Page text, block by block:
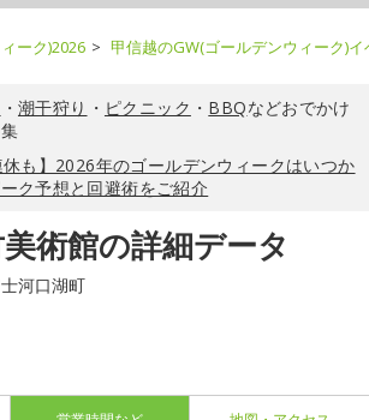
ーク)2026 甲信越のGW(ゴールデンウィーク)
・ 潮干狩り ・ ピクニック ・ BBQなどおでかけ
休も】2026年のゴールデンウィークはいつか
ク予想と回避術をご紹介
術館の詳細データ
河口湖町